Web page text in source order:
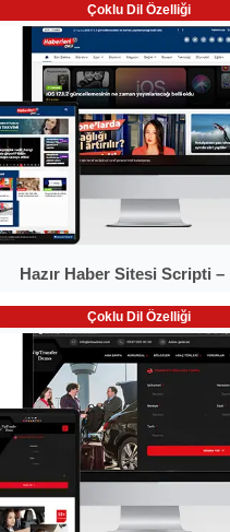
Çoklu Dil Özelliği
Hazır Haber Sitesi Scripti –
Çoklu Dil Özelliği